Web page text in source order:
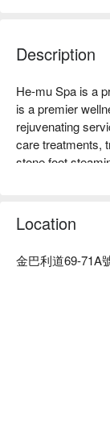
Description
He-mu Spa is a
is a premier
rejuvenating
care treatments,
stone foot
Discover the He-
just a 4 to 5-
Location
金巴利道69-71A